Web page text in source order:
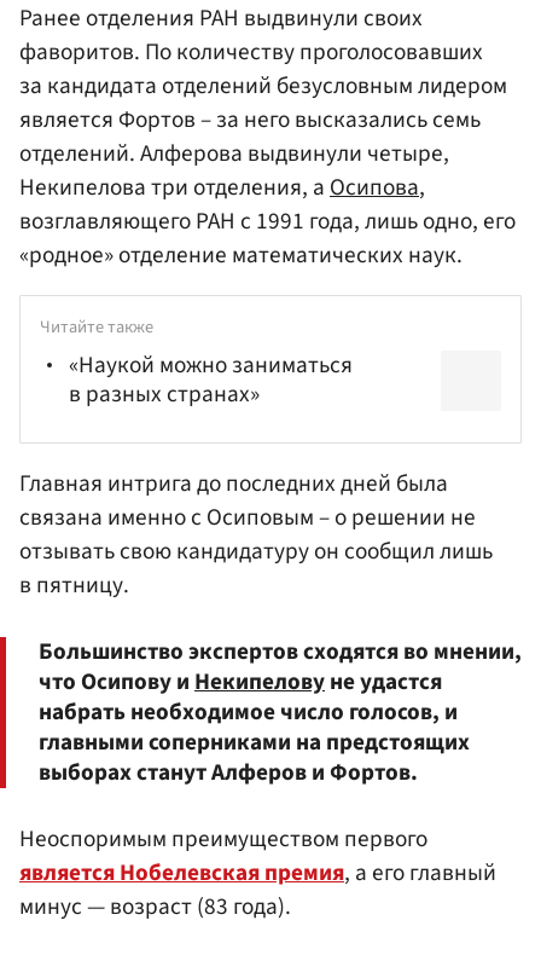
Ранее отделения РАН выдвинули своих
фаворитов. По количеству проголосовавших
за кандидата отделений безусловным лидером
является Фортов – за него высказались семь
отделений. Алферова выдвинули четыре,
Некипелова три отделения, аОсипова,
возглавляющего РАН с 1991 года, лишь одно, его
«родное» отделение математических наук.
Читайте также
«Наукой можно заниматься
в разных странах»
Главная интрига до последних дней была
связана именно с Осиповым – о решении не
отзывать свою кандидатуру он сообщил лишь
в пятницу.
Большинство экспертов сходятся во мнении,
что Осипову иНекипеловуне удастся
набрать необходимое число голосов, и
главными соперниками на предстоящих
выборах станут Алферов и Фортов.
Неоспоримым преимуществом первого
является Нобелевская премия, а его главный
минус — возраст (83 года).